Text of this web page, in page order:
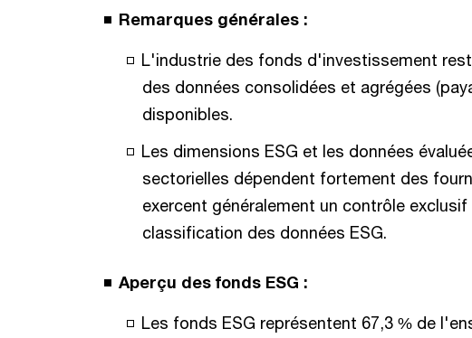
Remarques générales :
L'industrie des fonds d'investissement
des données consolidées et agrégées
disponibles.
Les dimensions ESG et les données
sectorielles dépendent fortement des
exercent généralement un contrôle
classification des données ESG.
Aperçu des fonds ESG :
Les fonds ESG représentent 67,3 % de